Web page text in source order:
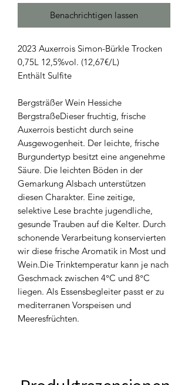
Benachrichtigen lassen
2023 Auxerrois Simon-Bürkle Trocken
0,75L 12,5%vol. (12,67€/L)
Enthält Sulfite
Bergsträßer Wein Hessiche
BergstraßeDieser fruchtig, frische
Auxerrois besticht durch seine
Ausgewogenheit. Der leichte, frische
Burgundertyp besitzt eine angenehme
Säure. Die leichten Böden in der
Gemarkung Alsbach unterstützen
diesen Charakter. Eine zeitige,
selektive Lese brachte jugendliche,
gesunde Trauben auf die Kelter. Durch
schonende Verarbeitung konservierten
wir diese frische Aromatik in Most und
Wein.Die Trinktemperatur kann je nach
Geschmack zwischen 4°C und 8°C
liegen. Als Essensbegleiter passt er zu
mediterranen Vorspeisen und
Meeresfrüchten.